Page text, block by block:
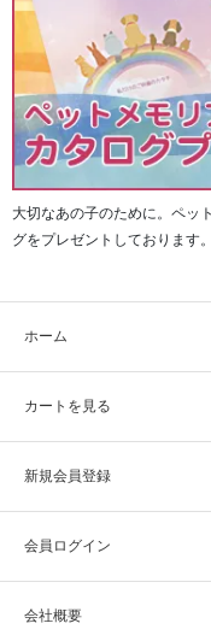
大切なあの子のために。ペッ
グをプレゼントしております
ホーム
カートを見る
新規会員登録
会員ログイン
会社概要